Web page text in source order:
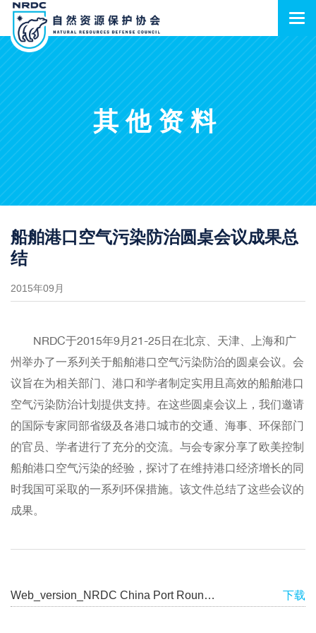
其他资料
船舶港口空气污染防治圆桌会议成果总
结
2015年09月
NRDC于2015年9月21-25日在北京、天津、上海和广
州举办了一系列关于船舶港口空气污染防治的圆桌会议。会
议旨在为相关部门、港口和学者制定实用且高效的船舶港口
空气污染防治计划提供支持。在这些圆桌会议上，我们邀请
的国际专家同部省级及各港口城市的交通、海事、环保部门
的官员、学者进行了充分的交流。与会专家分享了欧美控制
船舶港口空气污染的经验，探讨了在维持港口经济增长的同
时我国可采取的一系列环保措施。该文件总结了这些会议的
成果。
Web_version_NRDC China Port Roundtable Meetings Summary 10.19.15 下载